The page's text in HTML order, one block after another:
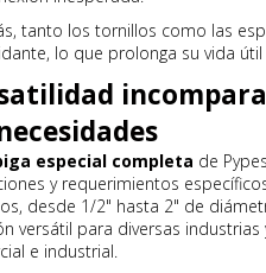
tanto los tornillos como las
lo que prolonga su vida
especial completa de
y requerimientos
desde 1/2" hasta 2" de
versátil para diversas
e industrial.